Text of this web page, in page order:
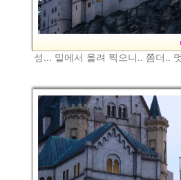
성... 밑에서 올려 찍으니.. 쫌더..